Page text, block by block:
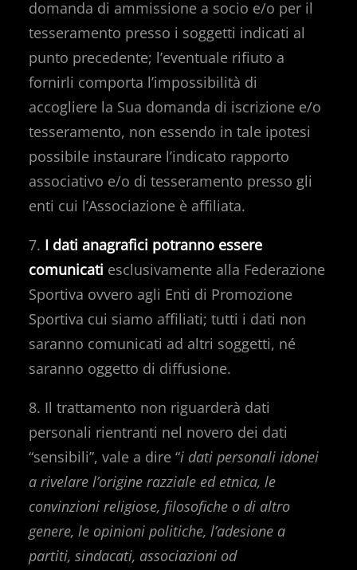
domanda di ammissione a socio e/o per il
tesseramento presso i soggetti indicati al
punto precedente; l’eventuale rifiuto a
fornirli comporta l’impossibilità di
accogliere la Sua domanda di iscrizione e/o
tesseramento, non essendo in tale ipotesi
possibile instaurare l’indicato rapporto
associativo e/o di tesseramento presso gli
enti cui l’Associazione è affiliata.
7. I dati anagrafici potranno essere
comunicati esclusivamente alla Federazione
Sportiva ovvero agli Enti di Promozione
Sportiva cui siamo affiliati; tutti i dati non
saranno comunicati ad altri soggetti, né
saranno oggetto di diffusione.
8. Il trattamento non riguarderà dati
personali rientranti nel novero dei dati
“sensibili”, vale a dire “i dati personali idonei
a rivelare l’origine razziale ed etnica, le
convinzioni religiose, filosofiche o di altro
genere, le opinioni politiche, l’adesione a
partiti, sindacati, associazioni od